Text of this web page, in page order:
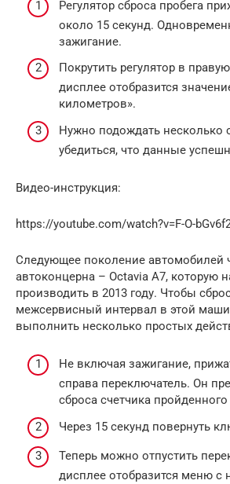
Регулятор сброса пробега
около 15 секунд.
зажигание.
Покрутить регулятор в
дисплее отобразится
километров».
Нужно подождать несколько
убедиться, что данные
Видео-инструкция:
https://youtube.com/watch?v=F-O-
Следующее поколение автомобилей
автоконцерна – Octavia A7, которую
производить в 2013 году. Чтобы
межсервисный интервал в этой
выполнить несколько простых
Не включая зажигание,
справа переключатель. Он
сброса счетчика
Через 15 секунд повернуть
Теперь можно отпустить
дисплее отобразится меню с